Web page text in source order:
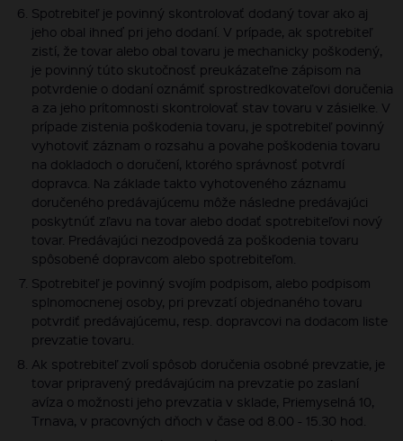
Spotrebiteľ je povinný skontrolovať dodaný tovar ako aj
jeho obal ihneď pri jeho dodaní. V prípade, ak spotrebiteľ
zistí, že tovar alebo obal tovaru je mechanicky poškodený,
je povinný túto skutočnosť preukázateľne zápisom na
potvrdenie o dodaní oznámiť sprostredkovateľovi doručenia
a za jeho prítomnosti skontrolovať stav tovaru v zásielke. V
prípade zistenia poškodenia tovaru, je spotrebiteľ povinný
vyhotoviť záznam o rozsahu a povahe poškodenia tovaru
na dokladoch o doručení, ktorého správnosť potvrdí
dopravca. Na základe takto vyhotoveného záznamu
doručeného predávajúcemu môže následne predávajúci
poskytnúť zľavu na tovar alebo dodať spotrebiteľovi nový
tovar. Predávajúci nezodpovedá za poškodenia tovaru
spôsobené dopravcom alebo spotrebiteľom.
Spotrebiteľ je povinný svojím podpisom, alebo podpisom
splnomocnenej osoby, pri prevzatí objednaného tovaru
potvrdiť predávajúcemu, resp. dopravcovi na dodacom liste
prevzatie tovaru.
Ak spotrebiteľ zvolí spôsob doručenia osobné prevzatie, je
tovar pripravený predávajúcim na prevzatie po zaslaní
avíza o možnosti jeho prevzatia v sklade, Priemyselná 10,
Trnava, v pracovných dňoch v čase od 8.00 - 15.30 hod.